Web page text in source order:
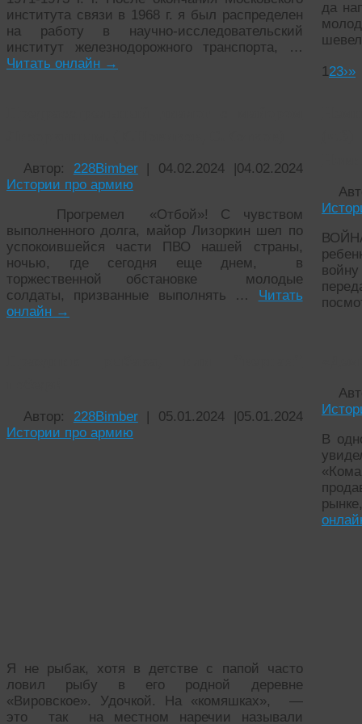
института связи в 1968 г. я был распределен
на работу в научно-исследовательский
институт железнодорожного транспорта, …
Читать онлайн →
да
Автор: 228Bimber | 04.02.2024 |04.02.2024
Истории про армию
Прогремел «Отбой»! С чувством
выполненного долга, майор Лизоркин шел по
успокоившейся части ПВО нашей страны,
ночью, где сегодня еще днем, в
торжественной обстановке молодые
солдаты, призванные выполнять … Читать
онлайн →
Автор: 228Bimber | 05.01.2024 |05.01.2024
Истории про армию
Я не рыбак, хотя в детстве с папой часто
ловил рыбу в его родной деревне
«Вировское». Удочкой. На «комяшках», —
это так на местном наречии называли
В
1 23›»